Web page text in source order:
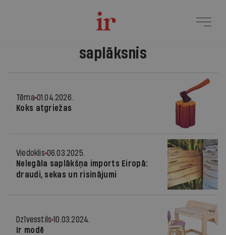
saplāksnis
Tēma 01.04.2026.
Koks atgriežas
Viedoklis 06.03.2025.
Nelegāla saplākšņa imports Eiropā:
draudi, sekas un risinājumi
Dzīvesstils 10.03.2024.
Ir modē